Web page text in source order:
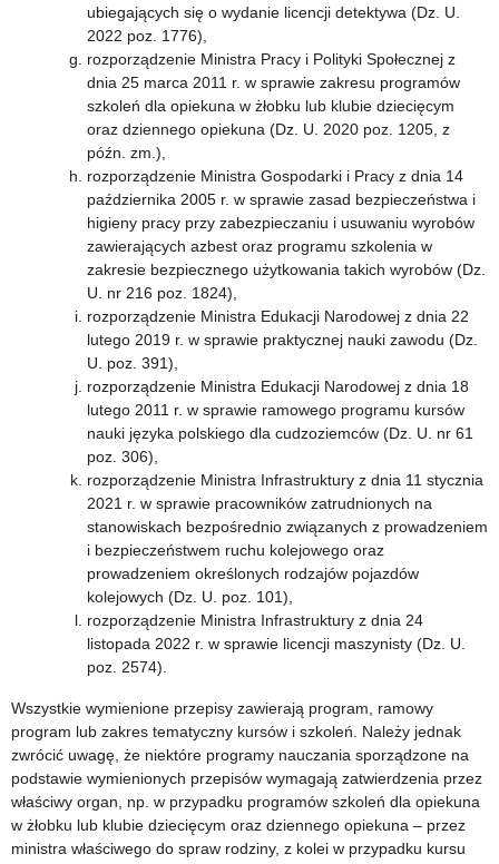
ubiegających się o wydanie licencji detektywa (Dz. U.
2022 poz. 1776),
rozporządzenie Ministra Pracy i Polityki Społecznej z
dnia 25 marca 2011 r. w sprawie zakresu programów
szkoleń dla opiekuna w żłobku lub klubie dziecięcym
oraz dziennego opiekuna (Dz. U. 2020 poz. 1205, z
późn. zm.),
rozporządzenie Ministra Gospodarki i Pracy z dnia 14
października 2005 r. w sprawie zasad bezpieczeństwa i
higieny pracy przy zabezpieczaniu i usuwaniu wyrobów
zawierających azbest oraz programu szkolenia w
zakresie bezpiecznego użytkowania takich wyrobów (Dz.
U. nr 216 poz. 1824),
rozporządzenie Ministra Edukacji Narodowej z dnia 22
lutego 2019 r. w sprawie praktycznej nauki zawodu (Dz.
U. poz. 391),
rozporządzenie Ministra Edukacji Narodowej z dnia 18
lutego 2011 r. w sprawie ramowego programu kursów
nauki języka polskiego dla cudzoziemców (Dz. U. nr 61
poz. 306),
rozporządzenie Ministra Infrastruktury z dnia 11 stycznia
2021 r. w sprawie pracowników zatrudnionych na
stanowiskach bezpośrednio związanych z prowadzeniem
i bezpieczeństwem ruchu kolejowego oraz
prowadzeniem określonych rodzajów pojazdów
kolejowych (Dz. U. poz. 101),
rozporządzenie Ministra Infrastruktury z dnia 24
listopada 2022 r. w sprawie licencji maszynisty (Dz. U.
poz. 2574).
Wszystkie wymienione przepisy zawierają program, ramowy
program lub zakres tematyczny kursów i szkoleń. Należy jednak
zwrócić uwagę, że niektóre programy nauczania sporządzone na
podstawie wymienionych przepisów wymagają zatwierdzenia przez
właściwy organ, np. w przypadku programów szkoleń dla opiekuna
w żłobku lub klubie dziecięcym oraz dziennego opiekuna – przez
ministra właściwego do spraw rodziny, z kolei w przypadku kursu